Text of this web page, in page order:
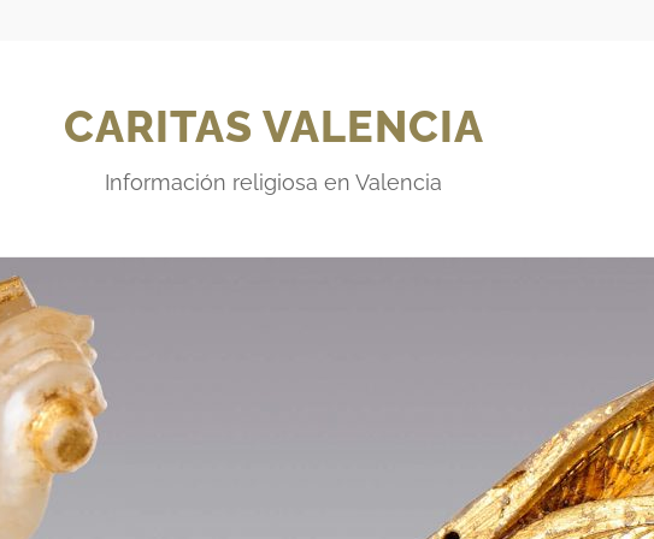
CARITAS VALENCIA
Información religiosa en Valencia